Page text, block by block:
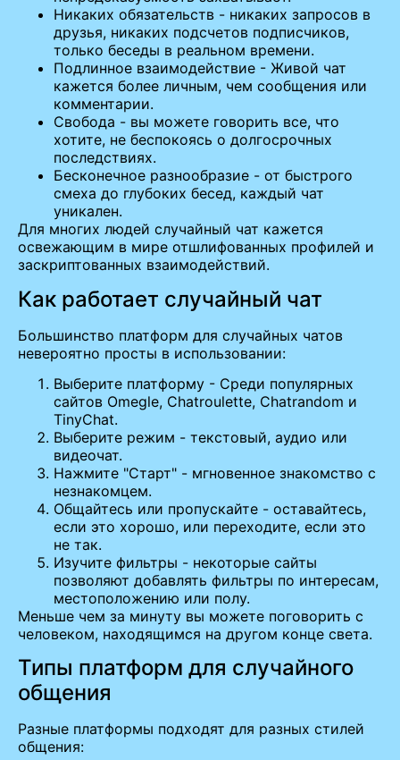
Никаких обязательств - никаких запросов в
друзья, никаких подсчетов подписчиков,
только беседы в реальном времени.
Подлинное взаимодействие - Живой чат
кажется более личным, чем сообщения или
комментарии.
Свобода - вы можете говорить все, что
хотите, не беспокоясь о долгосрочных
последствиях.
Бесконечное разнообразие - от быстрого
смеха до глубоких бесед, каждый чат
уникален.
Для многих людей случайный чат кажется
освежающим в мире отшлифованных профилей и
заскриптованных взаимодействий.
Как работает случайный чат
Большинство платформ для случайных чатов
невероятно просты в использовании:
Выберите платформу - Среди популярных
сайтов Omegle, Chatroulette, Chatrandom и
TinyChat.
Выберите режим - текстовый, аудио или
видеочат.
Нажмите "Старт" - мгновенное знакомство с
незнакомцем.
Общайтесь или пропускайте - оставайтесь,
если это хорошо, или переходите, если это
не так.
Изучите фильтры - некоторые сайты
позволяют добавлять фильтры по интересам,
местоположению или полу.
Меньше чем за минуту вы можете поговорить с
человеком, находящимся на другом конце света.
Типы платформ для случайного
общения
Разные платформы подходят для разных стилей
общения: